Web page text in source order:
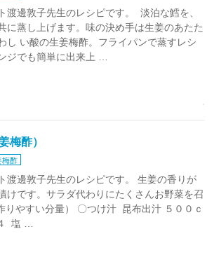
渡邊敦子先生のレシピです。 淡泊な鱈を、
に蒸し上げます。味の決め手は生姜のあたた
し い酸の生姜梅酢。フライパンで蒸すレシ
ジでも簡単に出来上 …
梅酢）
梅酢
渡邊敦子先生のレシピです。 生姜の香りが
けです。サラダ代わりにたくさんお野菜を召
やすい分量） 〇つけ汁 昆布出汁 ５００ｃ
塩 …